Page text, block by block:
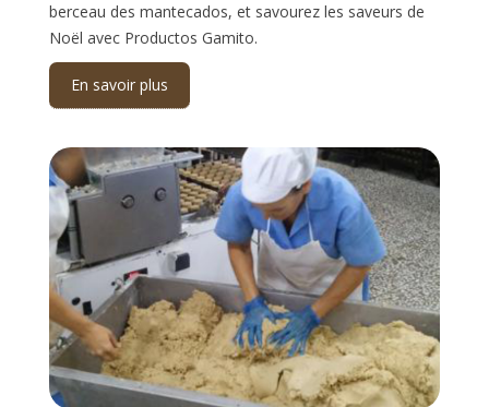
berceau des mantecados, et savourez les saveurs de
Noël avec Productos Gamito.
En savoir plus